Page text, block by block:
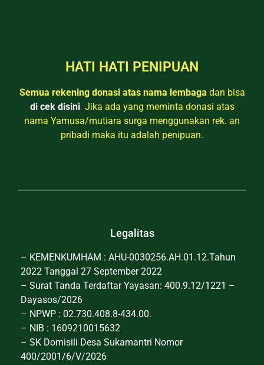
HATI HATI PENIPUAN
Semua rekening donasi atas nama lembaga dan bisa
di cek disini. Jika ada yang meminta donasi atas
nama Yamusa/mutiara surga menggunakan rek. an
pribadi maka itu adalah penipuan.
Legalitas
– KEMENKUMHAM : AHU-0030256.AH.01.12.Tahun
2022 Tanggal 27 September 2022
– Surat Tanda Terdaftar Yayasan: 400.9.12/1221 –
Dayasos/2026
– NPWP : 02.730.408.8-434.00.
– NIB : 1609210015632
– SK Domisili Desa Sukamantri Nomor
400/2001/6/V/2026